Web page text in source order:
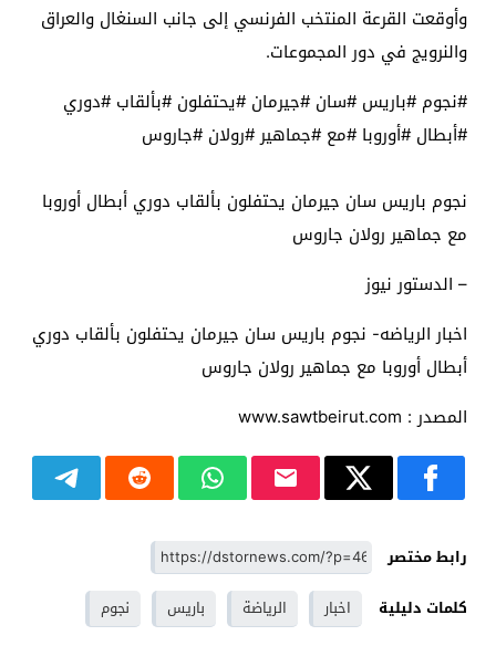
وأوقعت القرعة المنتخب الفرنسي إلى جانب السنغال والعراق
والنرويج في دور المجموعات.
#نجوم #باريس #سان #جيرمان #يحتفلون #بألقاب #دوري
#أبطال #أوروبا #مع #جماهير #رولان #جاروس
نجوم باريس سان جيرمان يحتفلون بألقاب دوري أبطال أوروبا
مع جماهير رولان جاروس
– الدستور نيوز
اخبار الرياضه- نجوم باريس سان جيرمان يحتفلون بألقاب دوري
أبطال أوروبا مع جماهير رولان جاروس
المصدر : www.sawtbeirut.com
رابط مختصر
كلمات دليلية
اخبار الرياضة باريس نجوم